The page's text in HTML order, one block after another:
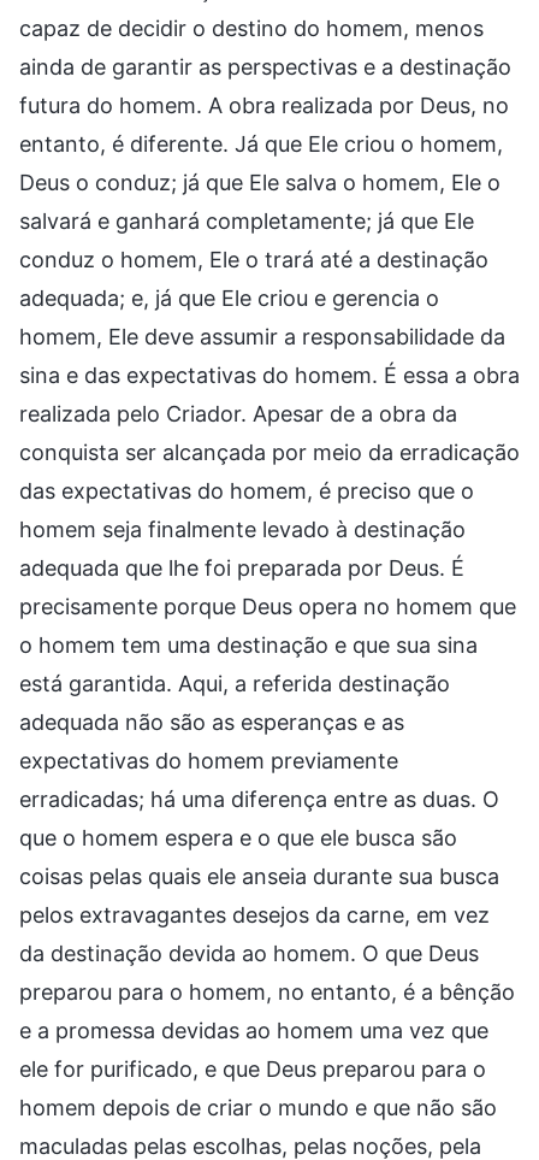
capaz de decidir o destino do homem, menos
ainda de garantir as perspectivas e a destinação
futura do homem. A obra realizada por Deus, no
entanto, é diferente. Já que Ele criou o homem,
Deus o conduz; já que Ele salva o homem, Ele o
salvará e ganhará completamente; já que Ele
conduz o homem, Ele o trará até a destinação
adequada; e, já que Ele criou e gerencia o
homem, Ele deve assumir a responsabilidade da
sina e das expectativas do homem. É essa a obra
realizada pelo Criador. Apesar de a obra da
conquista ser alcançada por meio da erradicação
das expectativas do homem, é preciso que o
homem seja finalmente levado à destinação
adequada que lhe foi preparada por Deus. É
precisamente porque Deus opera no homem que
o homem tem uma destinação e que sua sina
está garantida. Aqui, a referida destinação
adequada não são as esperanças e as
expectativas do homem previamente
erradicadas; há uma diferença entre as duas. O
que o homem espera e o que ele busca são
coisas pelas quais ele anseia durante sua busca
pelos extravagantes desejos da carne, em vez
da destinação devida ao homem. O que Deus
preparou para o homem, no entanto, é a bênção
e a promessa devidas ao homem uma vez que
ele for purificado, e que Deus preparou para o
homem depois de criar o mundo e que não são
maculadas pelas escolhas, pelas noções, pela